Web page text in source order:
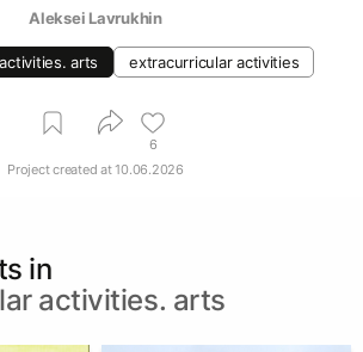
Aleksei Lavrukhin
arts extracurricular activities
6
Project created at10.06.2026
in
activities. arts